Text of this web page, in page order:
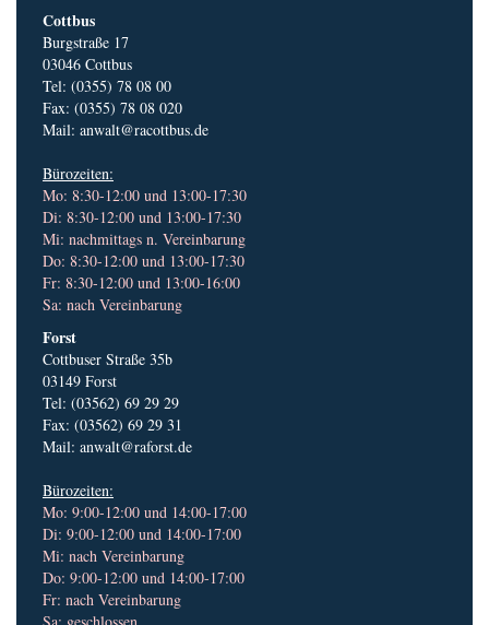
Cottbus
Burgstraße 17
03046 Cottbus
Tel: (0355) 78 08 00
Fax: (0355) 78 08 020
Mail: anwalt@racottbus.de
Bürozeiten:
Mo: 8:30-12:00 und 13:00-17:30
Di: 8:30-12:00 und 13:00-17:30
Mi: nachmittags n. Vereinbarung
Do: 8:30-12:00 und 13:00-17:30
Fr: 8:30-12:00 und 13:00-16:00
Sa: nach Vereinbarung
Forst
Cottbuser Straße 35b
03149 Forst
Tel: (03562) 69 29 29
Fax: (03562) 69 29 31
Mail: anwalt@raforst.de
Bürozeiten:
Mo: 9:00-12:00 und 14:00-17:00
Di: 9:00-12:00 und 14:00-17:00
Mi: nach Vereinbarung
Do: 9:00-12:00 und 14:00-17:00
Fr: nach Vereinbarung